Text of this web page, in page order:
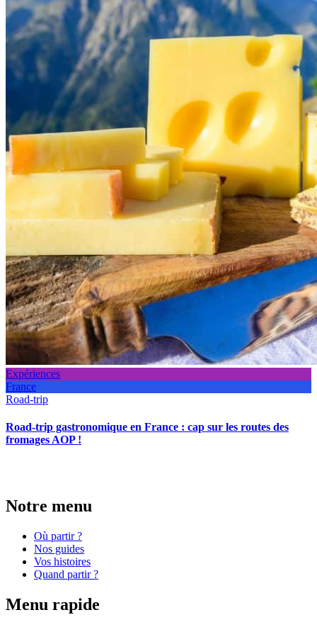
Expériences
France
Road-trip
Road-trip gastronomique en France : cap sur les routes des
fromages AOP !
Notre menu
Où partir ?
Nos guides
Vos histoires
Quand partir ?
Menu rapide